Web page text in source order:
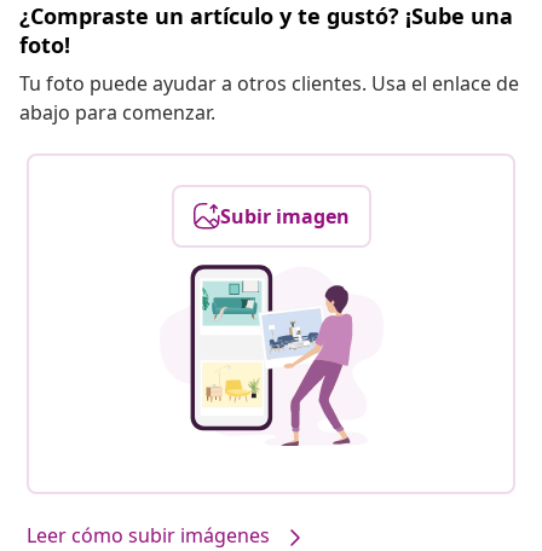
¿Compraste un artículo y te gustó? ¡Sube una
foto!
Tu foto puede ayudar a otros clientes. Usa el enlace de
abajo para comenzar.
Subir imagen
Leer cómo subir imágenes